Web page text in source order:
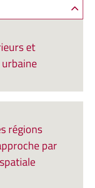
et
régions
par